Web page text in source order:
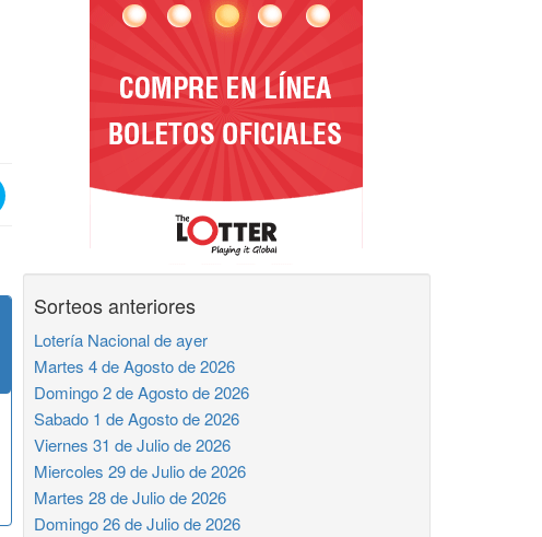
Sorteos anteriores
Lotería Nacional de ayer
Martes 4 de Agosto de 2026
Domingo 2 de Agosto de 2026
Sabado 1 de Agosto de 2026
Viernes 31 de Julio de 2026
Miercoles 29 de Julio de 2026
Martes 28 de Julio de 2026
Domingo 26 de Julio de 2026